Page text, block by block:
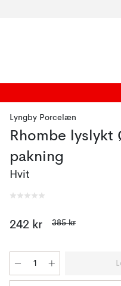
Lyngby Porcelæn
Rhombe
pakning
Hvit
242 kr 385 kr